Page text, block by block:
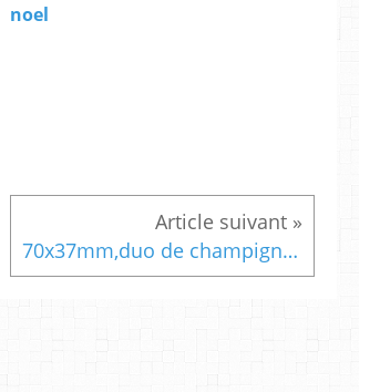
noel
70x37mm,duo de champignons magiques,univers contes,fantastiques,cristal swarovski,decors gothique,bohème, oeuvre artistique unique,objet de décoration, sculpture faite mains,fabrication française,petits obejts poser, accrocher, suspension, mobile, rose, vert, mauve, parme,bleu,diamant,gris,orange,polymere light peinte,foret,broceliande,fees